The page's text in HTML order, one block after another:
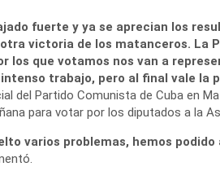
fuerte y ya se aprecian los
victoria de los matanceros. La
los que votamos nos van a
trabajo, pero al final vale la
del Partido Comunista de Cuba en
para votar por los diputados a la
varios problemas, hemos